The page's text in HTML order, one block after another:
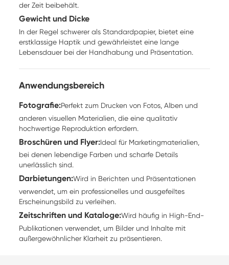
der Zeit beibehält.
Gewicht und Dicke
In der Regel schwerer als Standardpapier, bietet eine
erstklassige Haptik und gewährleistet eine lange
Lebensdauer bei der Handhabung und Präsentation.
Anwendungsbereich
Fotografie:Perfekt zum Drucken von Fotos, Alben und
anderen visuellen Materialien, die eine qualitativ
hochwertige Reproduktion erfordern.
Broschüren und Flyer:Ideal für Marketingmaterialien,
bei denen lebendige Farben und scharfe Details
unerlässlich sind.
Darbietungen:Wird in Berichten und Präsentationen
verwendet, um ein professionelles und ausgefeiltes
Erscheinungsbild zu verleihen.
Zeitschriften und Kataloge:Wird häufig in High-End-
Publikationen verwendet, um Bilder und Inhalte mit
außergewöhnlicher Klarheit zu präsentieren.